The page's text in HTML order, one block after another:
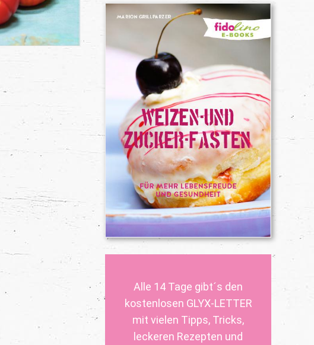
Alle 14 Tage gibt´s den
kostenlosen GLYX-LETTER
mit vielen Tipps, Tricks,
leckeren Rezepten und